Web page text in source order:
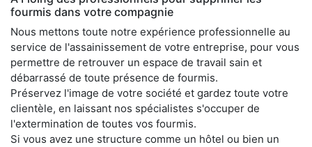
fourmis dans votre compagnie
Nous mettons toute notre expérience professionnelle au
service de l'assainissement de votre entreprise, pour vous
permettre de retrouver un espace de travail sain et
débarrassé de toute présence de fourmis.
Préservez l'image de votre société et gardez toute votre
clientèle, en laissant nos spécialistes s'occuper de
l'extermination de toutes vos fourmis.
Si vous avez une structure comme un hôtel ou bien un